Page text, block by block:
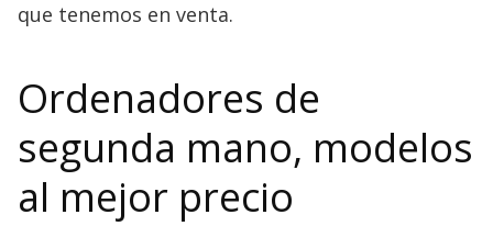
que tenemos en venta.
Ordenadores de
segunda mano, modelos
al mejor precio